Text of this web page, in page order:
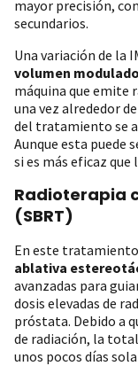
mayor precisión,
secundarios.
Una variación de la
volumen
máquina que emite
una vez alrededor
del tratamiento se
Aunque esta puede
si es más eficaz
Radioterapia
(SBRT)
En este
ablativa
avanzadas para
dosis elevadas de
próstata. Debido a
de radiación, la
unos pocos días